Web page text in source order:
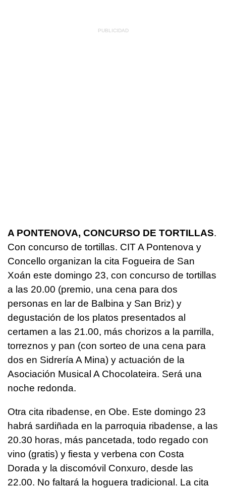
A PONTENOVA, CONCURSO DE TORTILLAS.
Con concurso de tortillas. CIT A Pontenova y
Concello organizan la cita Fogueira de San
Xoán este domingo 23, con concurso de tortillas
a las 20.00 (premio, una cena para dos
personas en lar de Balbina y San Briz) y
degustación de los platos presentados al
certamen a las 21.00, más chorizos a la parrilla,
torreznos y pan (con sorteo de una cena para
dos en Sidrería A Mina) y actuación de la
Asociación Musical A Chocolateira. Será una
noche redonda.
Otra cita ribadense, en Obe. Este domingo 23
habrá sardiñada en la parroquia ribadense, a las
20.30 horas, más pancetada, todo regado con
vino (gratis) y fiesta y verbena con Costa
Dorada y la discomóvil Conxuro, desde las
22.00. No faltará la hoguera tradicional. La cita